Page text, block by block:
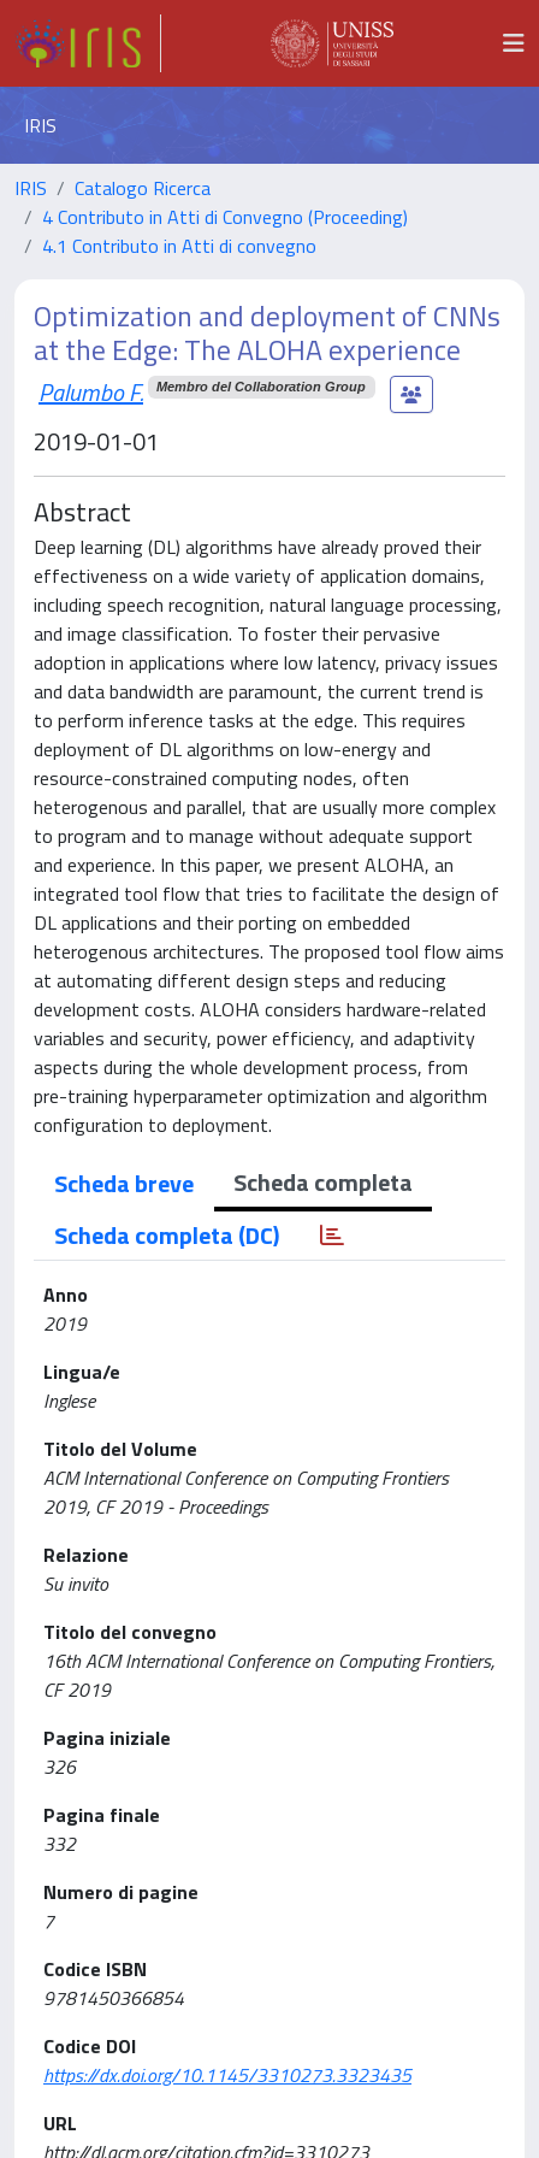
IRIS
IRIS
Catalogo Ricerca
4 Contributo in Atti di Convegno (Proceeding)
4.1 Contributo in Atti di convegno
Optimization and deployment of CNNs
at the Edge: The ALOHA experience
Palumbo F. Membro del Collaboration Group
2019-01-01
Abstract
Deep learning (DL) algorithms have already proved their
effectiveness on a wide variety of application domains,
including speech recognition, natural language processing,
and image classification. To foster their pervasive
adoption in applications where low latency, privacy issues
and data bandwidth are paramount, the current trend is
to perform inference tasks at the edge. This requires
deployment of DL algorithms on low-energy and
resource-constrained computing nodes, often
heterogenous and parallel, that are usually more complex
to program and to manage without adequate support
and experience. In this paper, we present ALOHA, an
integrated tool flow that tries to facilitate the design of
DL applications and their porting on embedded
heterogenous architectures. The proposed tool flow aims
at automating different design steps and reducing
development costs. ALOHA considers hardware-related
variables and security, power efficiency, and adaptivity
aspects during the whole development process, from
pre-training hyperparameter optimization and algorithm
configuration to deployment.
Scheda breve
Scheda completa
Scheda completa (DC)
Anno
2019
Lingua/e
Inglese
Titolo del Volume
ACM International Conference on Computing Frontiers
2019, CF 2019 - Proceedings
Relazione
Su invito
Titolo del convegno
16th ACM International Conference on Computing Frontiers,
CF 2019
Pagina iniziale
326
Pagina finale
332
Numero di pagine
7
Codice ISBN
9781450366854
Codice DOI
https://dx.doi.org/10.1145/3310273.3323435
URL
http://dl.acm.org/citation.cfm?id=3310273